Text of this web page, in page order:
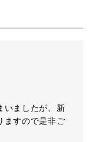
いましたが、新
ますので是非ご